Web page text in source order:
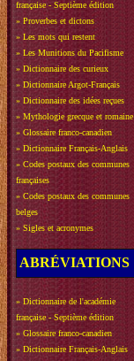
française - Septième édition
» Proverbes et dictons
» Les mots qui restent
» Les Munitions du Pacifisme
» Dictionnaire des curieux
» Dictionnaire Argot-Français
» Dictionnaire des idées reçues
» Mythologie grecque et romaine
» Glossaire franco-canadien
» Dictionnaire Français-Anglais
» Codes postaux des communes
françaises
» Codes postaux des communes
belges
» Sigles et acronymes
ABRÉVIATIONS
» Dictionnaire de l'académie
française - Septième édition
» Glossaire franco-canadien
» Dictionnaire Français-Anglais